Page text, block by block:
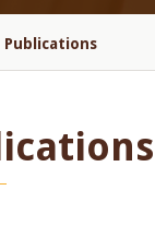
Publications